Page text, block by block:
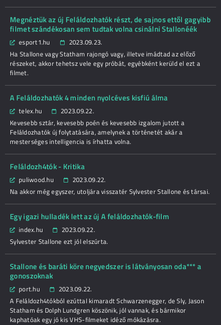
Megnéztük az új Feláldozhatók részt, de sajnos ettől gagyibb
filmet szándékosan sem tudtak volna csinálni Stallonéék
esport1.hu
2023.09.23.
Ha Stallone vagy Statham rajongó vagy, illetve imádtad az előző
részeket, akkor tehetsz vele egy próbát, egyébként kerüld el ezt a
filmet.
A Feláldozhatók 4 minden nyolcéves kisfiú álma
telex.hu
2023.09.22.
Kevesebb sztár, kevesebb poén és kevesebb izgalom jutott a
Feláldozhatók új folytatására, amelynek a történetét akár a
mesterséges intelligencia is írhatta volna.
Feláldozh4tók - Kritika
puliwood.hu
2023.09.22.
Na akkor még egyszer, utoljára visszatér Sylvester Stallone és társai.
Egy igazi hulladék lett az új A feláldozhatók-film
index.hu
2023.09.22.
Sylvester Stallone ezt jól elszúrta.
Stallone és baráti köre negyedszer is látványosan oda*** a
gonoszoknak
port.hu
2023.09.22.
A Feláldozh4tókból ezúttal kimaradt Schwarzenegger, de Sly, Jason
Statham és Dolph Lundgren köszönik, jól vannak, és bármikor
kaphatóak egy jó kis VHS-filmeket idéző mókázásra.